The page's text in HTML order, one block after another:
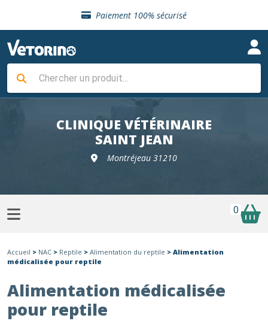
Paiement 100% sécurisé
Livraison gratuite en clinique vétérinaire
Sélection de croquettes vétérinaire
Livraison gratuite en clinique vétérinaire
Retour gratuit en clinique
CLINIQUE VÉTÉRINAIRE
SAINT JEAN
Montréjeau 31210
0
Accueil > NAC > Reptile > Alimentation du reptile > Alimentation
médicalisée pour reptile
Alimentation médicalisée
pour reptile